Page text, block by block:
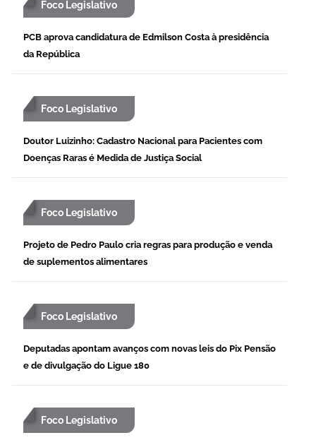
Foco Legislativo
PCB aprova candidatura de Edmilson Costa à presidência
da República
Foco Legislativo
Doutor Luizinho: Cadastro Nacional para Pacientes com
Doenças Raras é Medida de Justiça Social
Foco Legislativo
Projeto de Pedro Paulo cria regras para produção e venda
de suplementos alimentares
Foco Legislativo
Deputadas apontam avanços com novas leis do Pix Pensão
e de divulgação do Ligue 180
Foco Legislativo